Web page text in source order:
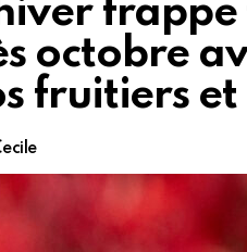
octobre
fruitiers